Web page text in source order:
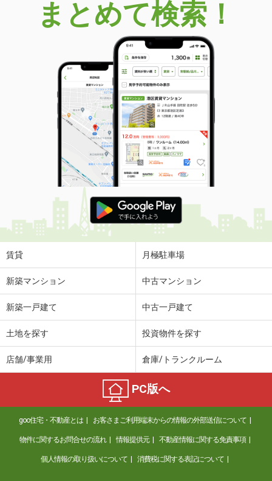
まとめて検索！
賃貸 月極駐車場
新築マンション 中古マンション
新築一戸建て 中古一戸建て
土地を探す 投資物件を探す
店舗/事業用 倉庫/トランクルーム
PC版へ
goo住宅・不動産とは お客さまご利用端末からの情報の外部送信について
物件に関するお問合せの流れ 情報提供元 不動産情報に関する免責事項
個人情報の取り扱いについて 消費税に関する表記について